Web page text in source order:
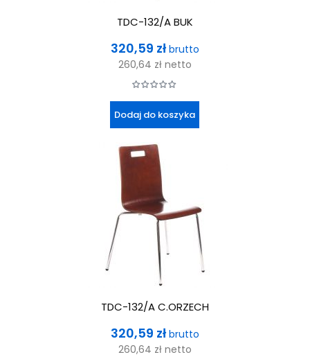
TDC-132/A BUK
Cena
320,59 zł brutto
260,64 zł netto
Dodaj do koszyka
TDC-132/A C.ORZECH
Cena
320,59 zł brutto
260,64 zł netto